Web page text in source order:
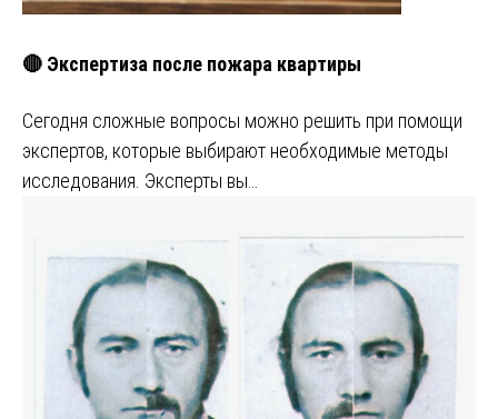
🔴 Экспертиза после пожара квартиры
Сегодня сложные вопросы можно решить при помощи
экспертов, которые выбирают необходимые методы
исследования. Эксперты вы…